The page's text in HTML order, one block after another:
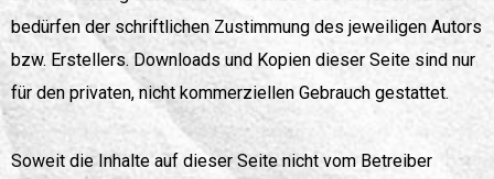
bedürfen der schriftlichen Zustimmung des jeweiligen Autors
bzw. Erstellers. Downloads und Kopien dieser Seite sind nur
für den privaten, nicht kommerziellen Gebrauch gestattet.
Soweit die Inhalte auf dieser Seite nicht vom Betreiber